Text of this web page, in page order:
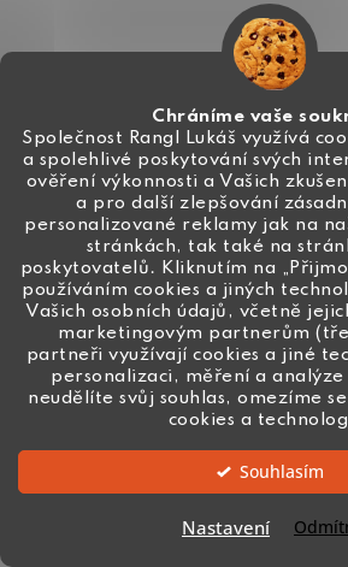
Chráníme vaše
Společnost Rangl Lukáš využívá
a spolehlivé poskytování svých
ověření výkonnosti a Vašich
a pro další zlepšování
personalizované reklamy jak na
stránkách, tak také na
poskytovatelů. Kliknutím na
používáním cookies a jiných
Vašich osobních údajů, včetně
marketingovým partnerům
partneři využívají cookies a jiné
personalizaci, měření a analýze
neudělíte svůj souhlas, omezíme
cookies a
Souhlasím
Nastavení
Swarovski® Crystals 2078 ss16 Crystal
Momentálně